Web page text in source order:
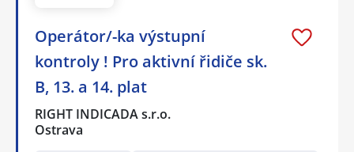
Operátor/-ka výstupní
kontroly ! Pro aktivní řidiče sk.
B, 13. a 14. plat
RIGHT INDICADA s.r.o.
Ostrava